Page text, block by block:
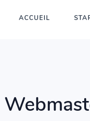
ACCUEIL